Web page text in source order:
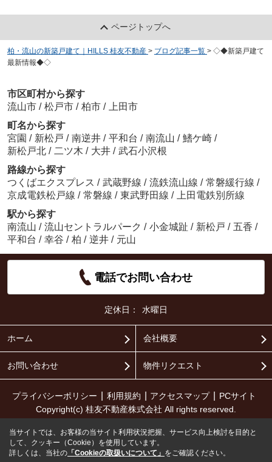
ページトップへ
柏・流山の新築戸建て｜HILLS 桂友不動産 > ブログ記事一覧 > ◇◆新築戸建て
最新情報◆◇
市区町村から探す
流山市 / 松戸市 / 柏市 /
上田市
町名から探す
宮園 / 新松戸 / 南逆井 / 平和台 / 南流山 / 鰭ケ崎 /
新松戸北 / 二ツ木 / 大井 / 武石小沢根
路線から探す
つくばエクスプレス / 武蔵野線 / 流鉄流山線 / 常磐緩行線 /
京成電鉄松戸線 / 常磐線 / 東武野田線 /
上田電鉄別所線
駅から探す
南流山 / 流山セントラルパーク / 小金城趾 / 新松戸 / 五香 /
平和台 / 幸谷 / 柏 / 逆井 / 元山
電話でお問い合わせ
定休日： 水曜日
ホーム 会社概要
お問い合わせ 物件リクエスト
プライバシーポリシー 利用規約 アクセスマップ
PCサイト
Copyright(c) 桂友不動産株式会社 All rights reserved.
当サイトでは、お客様の当サイト利用状況把握、サービス向上検討を目的と
して、クッキー（Cookie）を使用しています。
詳しくは、当社の 「Cookieの取扱いについて」 をご確認ください。